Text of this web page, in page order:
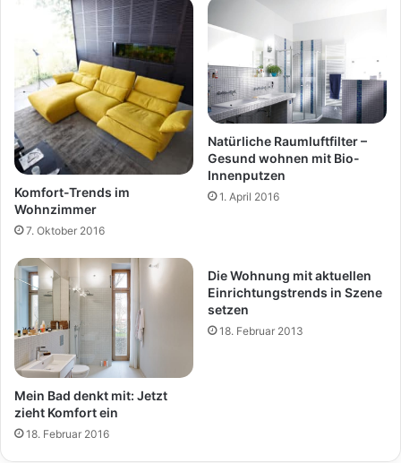
Komfort-Trends im
Wohnzimmer
7. Oktober 2016
Natürliche Raumluftfilter –
Gesund wohnen mit Bio-
Innenputzen
1. April 2016
Mein Bad denkt mit: Jetzt
zieht Komfort ein
18. Februar 2016
Die Wohnung mit aktuellen
Einrichtungstrends in Szene
setzen
18. Februar 2013